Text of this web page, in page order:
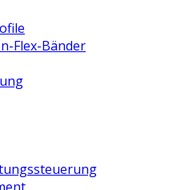
Flex-Bänder